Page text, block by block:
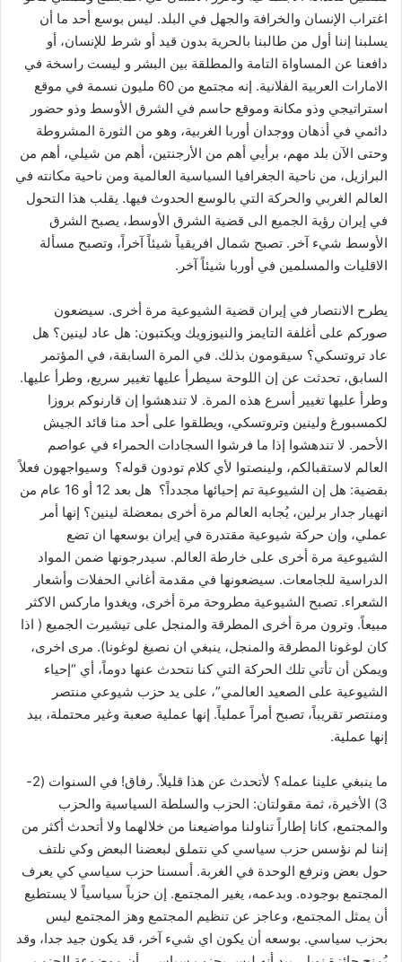
اغتراب الإنسان والخرافة والجهل في البلد. ليس بوسع أحد ما أن
يسلبنا إننا أول من طالبنا بالحرية بدون قيد أو شرط للإنسان، أو
دافعنا عن المساواة التامة والمطلقة بين البشر و ليست راسخة في
الامارات العربية الفلانية. إنه مجتمع من 60 مليون نسمة في موقع
استراتيجي وذو مكانة وموقع حاسم في الشرق الأوسط وذو حضور
دائمي في أذهان ووجدان أوربا الغربية، وهو من الثورة المشروطة
وحتى الآن بلد مهم، برأيي أهم من الأرجنتين، أهم من شيلي، أهم من
البرازيل، من ناحية الجغرافيا السياسية العالمية ومن ناحية مكانته في
العالم الغربي والحركة التي بالوسع الحدوث فيها. يقلب هذا التحول
في إيران رؤية الجميع الى قضية الشرق الأوسط، يصبح الشرق
الأوسط شيء آخر. تصبح شمال افريقياً شيئاً آخراً، وتصبح مسألة
الاقليات والمسلمين في أوربا شيئاً آخر.
يطرح الانتصار في إيران قضية الشيوعية مرة أخرى. سيضعون
صوركم على أغلفة التايمز والنيوزويك ويكتبون: هل عاد لينين؟ هل
عاد تروتسكي؟ سيقومون بذلك. في المرة السابقة، في المؤتمر
السابق، تحدثت عن إن اللوحة سيطرأ عليها تغيير سريع، وطرأ عليها.
وطرأ عليها تغيير أسرع هذه المرة. لا تندهشوا إن قارنوكم بروزا
لكمسبورغ ولينين وتروتسكي، ويطلقوا على أحد منا قائد الجيش
الأحمر. لا تندهشوا إذا ما فرشوا السجادات الحمراء في عواصم
العالم لاستقبالكم، ولينصتوا لأي كلام تودون قوله؟ وسيواجهون فعلاً
بقضية: هل إن الشيوعية تم إحيائها مجدداً؟ هل بعد 12 أو 16 عام من
انهيار جدار برلين، يُجابه العالم مرة أخرى بمعضلة لينين؟ إنها أمر
عملي، وإن حركة شيوعية مقتدرة في إيران بوسعها ان تضع
الشيوعية مرة أخرى على خارطة العالم. سيدرجونها ضمن المواد
الدراسية للجامعات. سيضعونها في مقدمة أغاني الحفلات وأشعار
الشعراء. تصبح الشيوعية مطروحة مرة أخرى، ويغدوا ماركس الاكثر
مبيعاً. وترون مرة أخرى المطرقة والمنجل على تيشيرت الجميع ( اذا
كان لوغونا المطرقة والمنجل، ينبغي ان نصيغ لوغونا). مرى اخرى،
ويمكن أن تأتي تلك الحركة التي كنا نتحدث عنها دوماً، أي “إحياء
الشيوعية على الصعيد العالمي”، على يد حزب شيوعي منتصر
ومنتصر تقريباً، تصبح أمراً عملياً. إنها عملية صعبة وغير محتملة، بيد
إنها عملية.
ما ينبغي علينا عمله؟ لأتحدث عن هذا قليلاً. رفاق! في السنوات (2-
3) الأخيرة، ثمة مقولتان: الحزب والسلطة السياسية والحزب
والمجتمع، كانا إطاراً تناولنا مواضيعنا من خلالهما ولا أتحدث أكثر من
إننا لم نؤسس حزب سياسي كي نتملق لبعضنا البعض وكي نلتف
حول بعض ونرفع الوحدة في الغربة. أسسنا حزب سياسي كي يعرف
المجتمع بوجوده. وبدعمه، يغير المجتمع. إن حزباً سياسياً لا يستطيع
أن يمثل المجتمع، وعاجز عن تنظيم المجتمع وهز المجتمع ليس
بحزب سياسي. بوسعه أن يكون اي شيء آخر، قد يكون جيد جدا، وقد